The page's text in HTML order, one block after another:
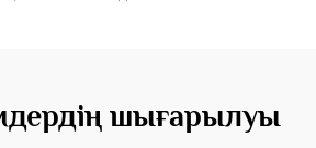
шығарылуы